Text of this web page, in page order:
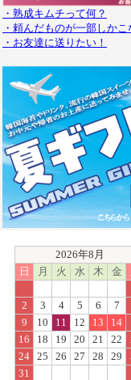
・熟成キムチって何？
・頼んだものが一部しかこ
・お友達に送りたい！
2026年8月
日
月 火 水 木 金
2
3 4 5 6 7
9
10 11 12 13 14
16
18 19 20 21 22
24 25 26 27 28 29
31